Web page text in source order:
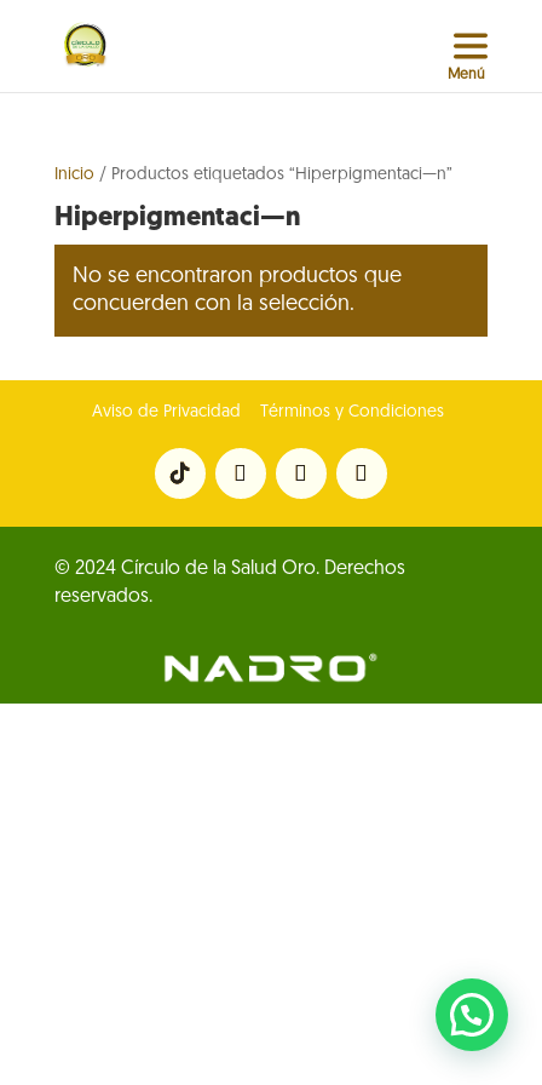
Inicio / Productos etiquetados “Hiperpigmentaci—n”
Hiperpigmentaci—n
No se encontraron productos que
concuerden con la selección.
Aviso de Privacidad Términos y Condiciones
© 2024 Círculo de la Salud Oro. Derechos
reservados.